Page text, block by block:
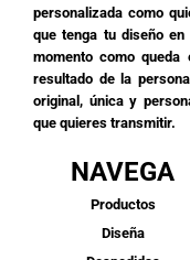
personalizada como
que tenga tu diseño
momento como
resultado de la
original, única y
que quieres transmitir.
NAVEGA
Productos
Diseña